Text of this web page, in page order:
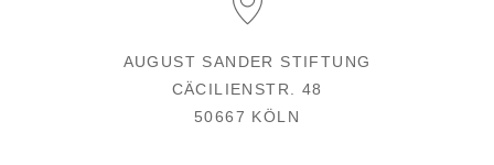
AUGUST SANDER STIFTUNG
CÄCILIENSTR. 48
50667 KÖLN